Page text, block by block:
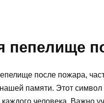
пепелище
после пожара,
памяти. Этот
человека. Важно